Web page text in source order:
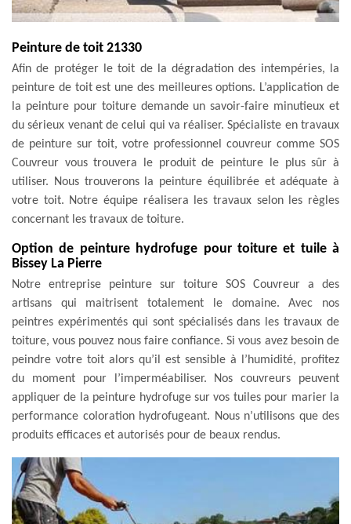
Peinture de toit 21330
Afin de protéger le toit de la dégradation des intempéries, la
peinture de toit est une des meilleures options. L’application de
la peinture pour toiture demande un savoir-faire minutieux et
du sérieux venant de celui qui va réaliser. Spécialiste en travaux
de peinture sur toit, votre professionnel couvreur comme SOS
Couvreur vous trouvera le produit de peinture le plus sûr à
utiliser. Nous trouverons la peinture équilibrée et adéquate à
votre toit. Notre équipe réalisera les travaux selon les règles
concernant les travaux de toiture.
Option de peinture hydrofuge pour toiture et tuile à
Bissey La Pierre
Notre entreprise peinture sur toiture SOS Couvreur a des
artisans qui maitrisent totalement le domaine. Avec nos
peintres expérimentés qui sont spécialisés dans les travaux de
toiture, vous pouvez nous faire confiance. Si vous avez besoin de
peindre votre toit alors qu’il est sensible à l’humidité, profitez
du moment pour l’imperméabiliser. Nos couvreurs peuvent
appliquer de la peinture hydrofuge sur vos tuiles pour marier la
performance coloration hydrofugeant. Nous n’utilisons que des
produits efficaces et autorisés pour de beaux rendus.